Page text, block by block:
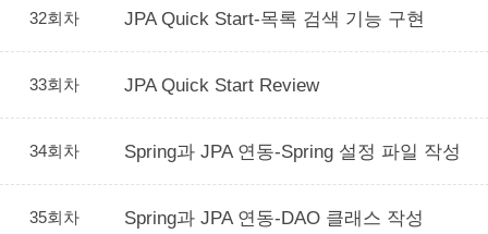
32회차 JPA Quick Start-목록 검색 기능 구현
33회차 JPA Quick Start Review
34회차 Spring과 JPA 연동-Spring 설정 파일 작성
35회차 Spring과 JPA 연동-DAO 클래스 작성